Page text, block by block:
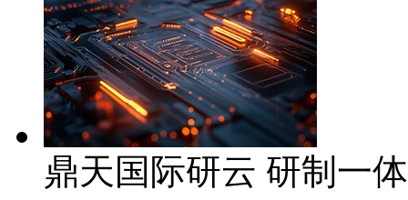
鼎天国际研云 研制一